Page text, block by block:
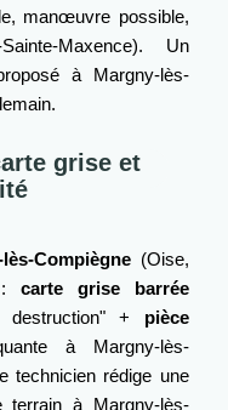
manœuvre possible,
Maxence). Un
à Margny-lès-
grise et
Compiègne (Oise,
: carte grise barrée
destruction" + pièce
à Margny-lès-
technicien rédige une
terrain à Margny-lès-